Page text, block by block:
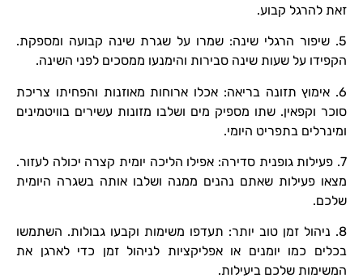
זאת להרגל קבוע.
5. שיפור הרגלי שינה: שמרו על שגרת שינה קבועה ומספקת.
הקפידו על שעות שינה סבירות והימנעו ממסכים לפני השינה.
6. אימוץ תזונה בריאה: אכלו ארוחות מאוזנות והפחיתו צריכת
סוכר וקפאין. שתו מספיק מים ושלבו מזונות עשירים בוויטמינים
ומינרלים בתפריט היומי.
7. פעילות גופנית סדירה: אפילו הליכה יומית קצרה יכולה לעזור.
מצאו פעילות שאתם נהנים ממנה ושלבו אותה בשגרה היומית
שלכם.
8. ניהול זמן טוב יותר: תעדפו משימות וקבעו גבולות. השתמשו
בכלים כמו יומנים או אפליקציות לניהול זמן כדי לארגן את
המשימות שלכם ביעילות.